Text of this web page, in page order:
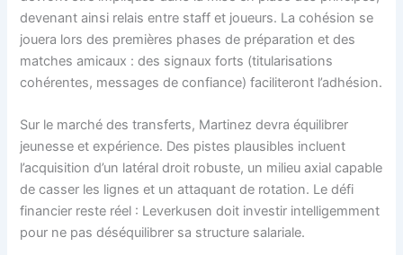
devenant ainsi relais entre staff et joueurs. La cohésion se
jouera lors des premières phases de préparation et des
matches amicaux : des signaux forts (titularisations
cohérentes, messages de confiance) faciliteront l’adhésion.
Sur le marché des transferts, Martinez devra équilibrer
jeunesse et expérience. Des pistes plausibles incluent
l’acquisition d’un latéral droit robuste, un milieu axial capable
de casser les lignes et un attaquant de rotation. Le défi
financier reste réel : Leverkusen doit investir intelligemment
pour ne pas déséquilibrer sa structure salariale.